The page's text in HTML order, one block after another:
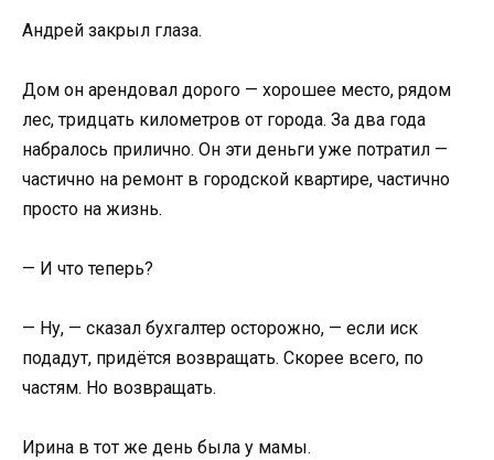
Андрей закрыл глаза.
Дом он арендовал дорого — хорошее место, рядом
лес, тридцать километров от города. За два года
набралось прилично. Он эти деньги уже потратил —
частично на ремонт в городской квартире, частично
просто на жизнь.
— И что теперь?
— Ну, — сказал бухгалтер осторожно, — если иск
подадут, придётся возвращать. Скорее всего, по
частям. Но возвращать.
Ирина в тот же день была у мамы.